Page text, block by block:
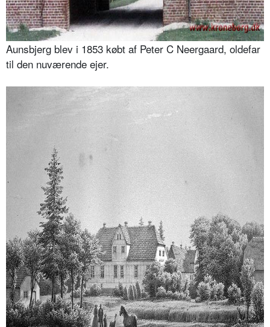
Aunsbjerg blev i 1853 købt af Peter C Neergaard, oldefar
til den nuværende ejer.